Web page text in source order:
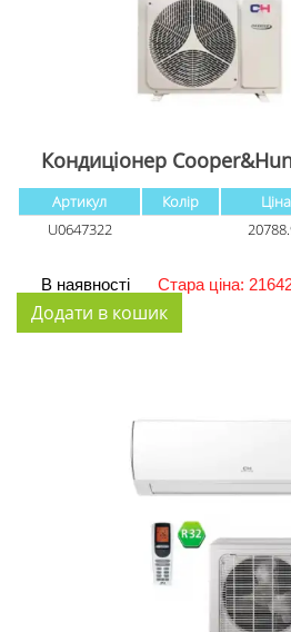
Кондиціонер
Артикул Колір Ціна
U0647322
В наявності Стара ціна: